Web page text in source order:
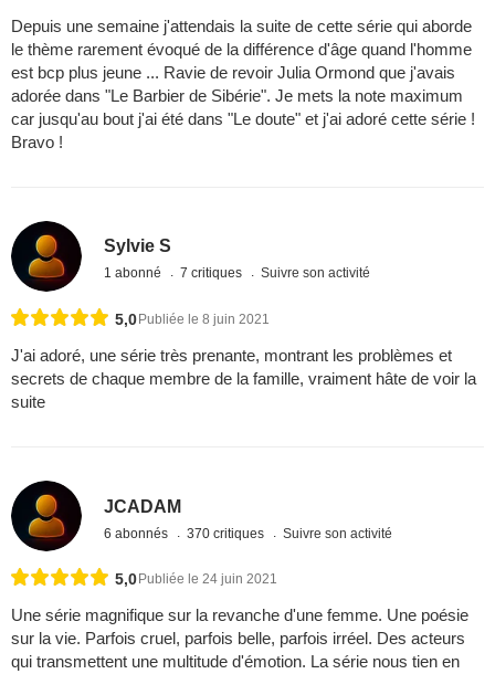
Depuis une semaine j'attendais la suite de cette série qui aborde
le thème rarement évoqué de la différence d'âge quand l'homme
est bcp plus jeune ... Ravie de revoir Julia Ormond que j'avais
adorée dans "Le Barbier de Sibérie". Je mets la note maximum
car jusqu'au bout j'ai été dans "Le doute" et j'ai adoré cette série !
Bravo !
Sylvie S
1 abonné 7 critiques Suivre son activité
5,0 Publiée le 8 juin 2021
J'ai adoré, une série très prenante, montrant les problèmes et
secrets de chaque membre de la famille, vraiment hâte de voir la
suite
JCADAM
6 abonnés 370 critiques Suivre son activité
5,0 Publiée le 24 juin 2021
Une série magnifique sur la revanche d'une femme. Une poésie
sur la vie. Parfois cruel, parfois belle, parfois irréel. Des acteurs
qui transmettent une multitude d'émotion. La série nous tien en